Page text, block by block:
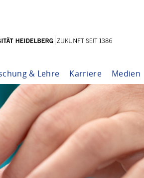
& Lehre Karriere Medien